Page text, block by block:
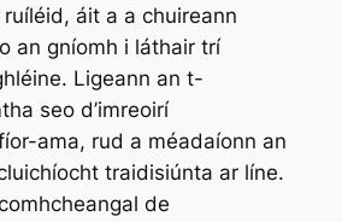
áit a a chuireann
an gníomh i láthair trí
Ligeann an t-
seo d’imreoirí
ama, rud a méadaíonn an
traidisiúnta ar líne.
de